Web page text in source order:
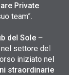
Private
team”.
del Sole –
settore del
iniziato nel
straordinarie